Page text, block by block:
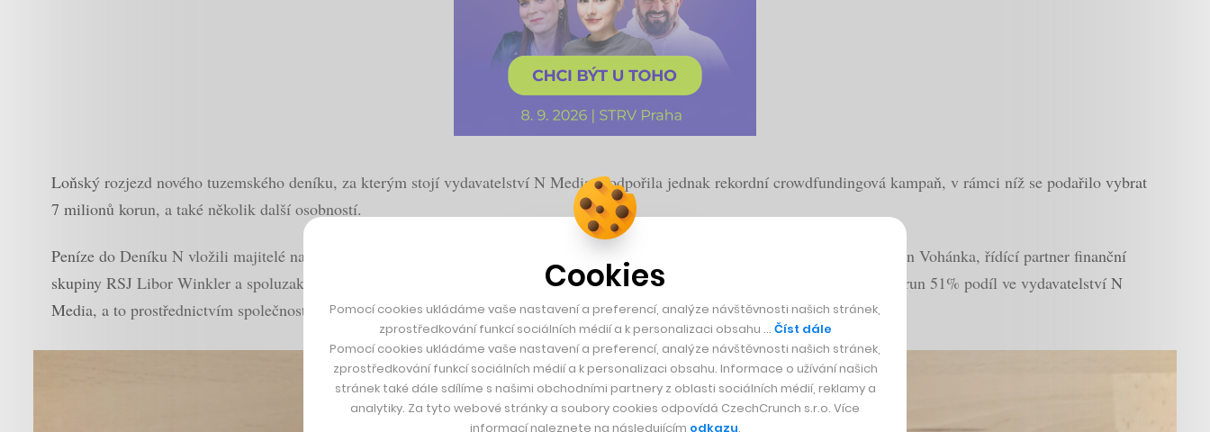
Loňský rozjezd nového tuzemského deníku, za kterým stojí vydavatelství N Media, podpořila jednak rekordní crowdfundingová kampaň, v rámci níž se podařilo vybrat
7 milionů korun, a také několik další osobností.
Peníze do Deníku N vložili majitelé nakladatelství Albatros Silke a Jaroslav Horákovi, zakladatel W.A.G. Payment Solutions Martin Vohánka, řídící partner finanční
skupiny RSJ Libor Winkler a spoluzakladatel české pobočky KPMG Jan Žůrek. Tato pětice původně získala za desítky milionů korun 51% podíl ve vydavatelství N
Media, a to prostřednictvím společnosti Independent Press.
Cookies
Pomocí cookies ukládáme vaše nastavení a preferencí, analýze návštěvnosti našich stránek,
zprostředkování funkcí sociálních médií a k personalizaci obsahu … Číst dále
Pomocí cookies ukládáme vaše nastavení a preferencí, analýze návštěvnosti našich stránek,
zprostředkování funkcí sociálních médií a k personalizaci obsahu. Informace o užívání našich
stránek také dále sdílíme s našimi obchodními partnery z oblasti sociálních médií, reklamy a
analytiky. Za tyto webové stránky a soubory cookies odpovídá CzechCrunch s.r.o. Více
informací naleznete na následujícím odkazu.